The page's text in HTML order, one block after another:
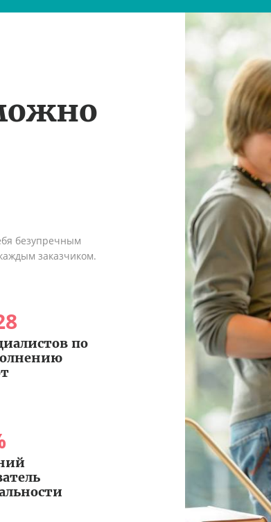
безупречным
заказчиком.
по